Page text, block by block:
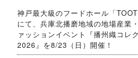
神戸最大級のフードホール「
にて、兵庫北播磨地域の地場産業
ァッションイベント『播州織コレ
2026』を8/23（日）開催！